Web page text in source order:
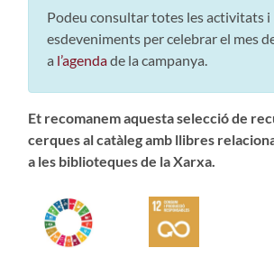
Podeu consultar totes les activitats i
esdeveniments per celebrar el mes
a l’agendade la campanya.
Et recomanem aquesta selecció de rec
cerques al catàleg amb llibres
a les biblioteques de la Xarxa.